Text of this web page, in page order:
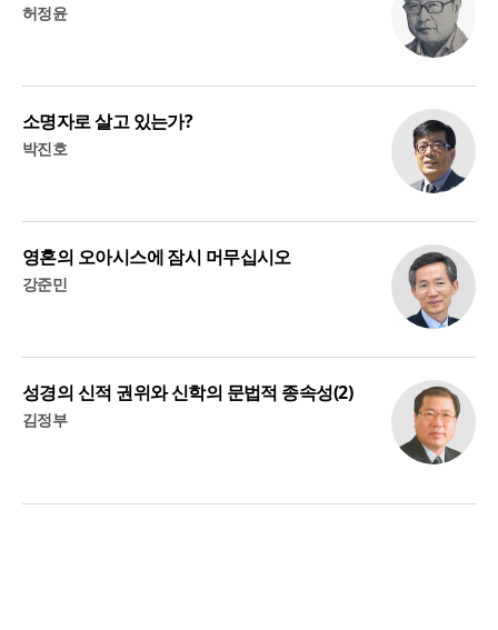
허정윤
소명자로 살고 있는가?
박진호
영혼의 오아시스에 잠시 머무십시오
강준민
성경의 신적 권위와 신학의 문법적 종속성(2)
김정부